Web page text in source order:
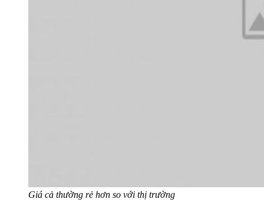
Giá cả thường rẻ hơn so với thị trường